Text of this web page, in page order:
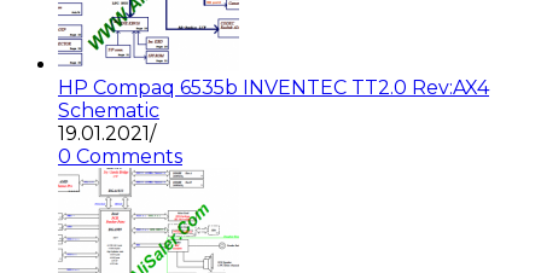
HP Compaq 6535b INVENTEC TT2.0 Rev:AX4
Schematic
19.01.2021/
0 Comments